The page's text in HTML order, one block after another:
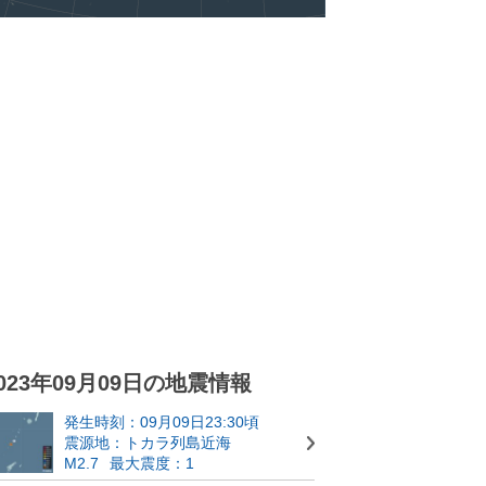
年09月09日の地震情報
発生時刻：09月09日23:30頃
震源地：トカラ列島近海
M2.7
最大震度：1